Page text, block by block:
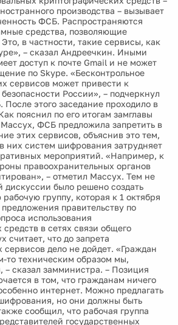
производства – вызывает
ФСБ. Распространяются
средства, позволяющие
в частности, такие сервисы, как
– сказал Андреечкин. Иными
доступ к почте Gmail и не может
по Skype. «Бесконтрольное
сервисов может привести к
России», – подчеркнул
После этого заседание проходило в
пояснил по его итогам замглавы
ФСБ предложила запретить в
этих сервисов, объяснив это тем,
них систем шифрования затрудняет
мероприятий. «Например, к
правоохранительных органов
– отметил Массух. Тем не
дискуссии было решено создать
группу, которая к 1 октября
правительству по
использования
в сетях связи общего
считает, что до запрета
сервисов дело не дойдет. «Граждан
то техническим образом мы,
– сказал замминистра. – Позиция
в том, что гражданам ничего
интернет. Можно предлагать
но они должны быть
сообщил, что рабочая группа
государственных